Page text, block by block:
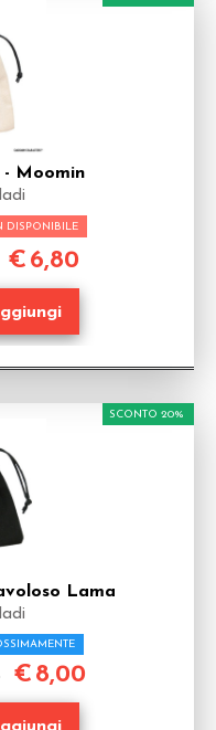
Moomin
DISPONIBILE
€ 6,80
Lama
SCONTO 20%
€ 8,00